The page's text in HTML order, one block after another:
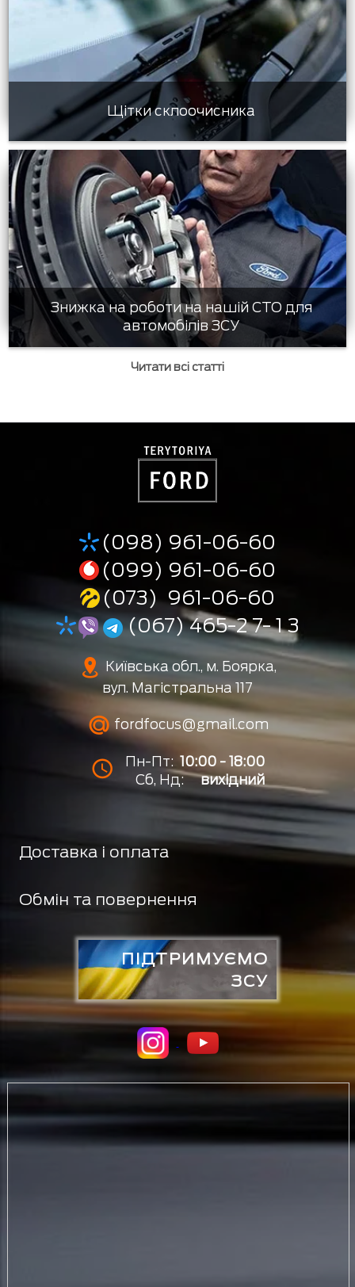
Щітки склоочисника
Знижка на роботи на нашій СТО для
автомобілів ЗСУ
Читати всі статті
(098) 961-06-60
(099) 961-06-60
(073) 961-06-60
(067) 465-2 7- 1 3
Київська обл., м. Боярка,
вул. Магістральна 117
fordfocus@gmail.com
Пн-Пт: 10:00 - 18:00
Сб, Нд:
вихідний
Доставка і оплата
Обмін та повернення
ПІДТРИМУЄМО
ЗСУ